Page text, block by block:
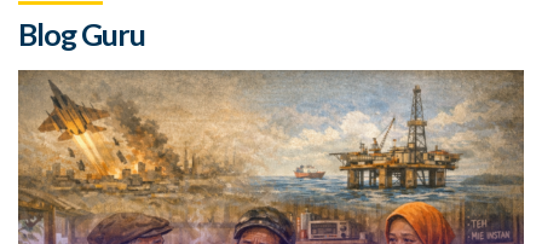
Blog Guru